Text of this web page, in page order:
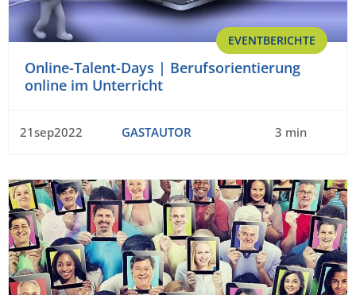
EVENTBERICHTE
Online-Talent-Days | Berufsorientierung
online im Unterricht
21sep2022 GASTAUTOR 3 min